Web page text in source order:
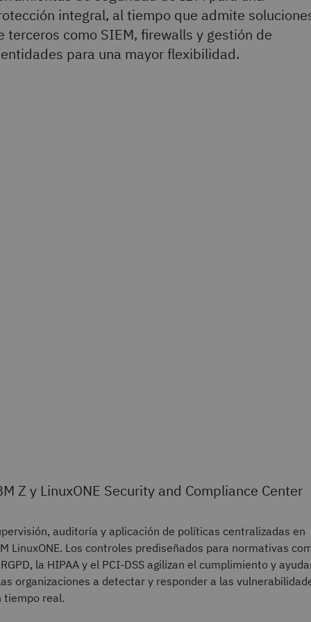
integral, al tiempo que admite
terceros como SIEM, firewalls y gestión de
para una mayor flexibilidad.
Z y LinuxONE Security and Compliance Center
auditoría y aplicación de políticas centralizadas en
LinuxONE. Los controles prediseñados para normativas
la HIPAA y el PCI-DSS agilizan el cumplimiento y
organizaciones a detectar y responder a las
tiempo real.